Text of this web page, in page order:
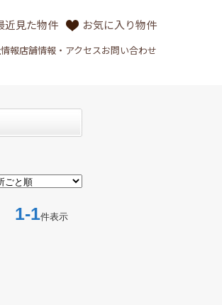
近見た物件 お気に入り物件
報店舗情報・アクセスお問い合わせ
1-1件表示